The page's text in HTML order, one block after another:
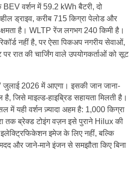
BEV वर्शन में 59.2 kWh बैटरी, दो
ड्राइव, करीब 715 किग्रा पेलोड और
है। WLTP रेंज लगभग 240 किमी है।
नहीं है, पर ऐसा पिकअप नगरीय सेवाओं,
रात की चार्जिंग वाले उपयोगकर्ताओं को सूट
2026 में आएगा। इसकी जान जाना-
है, जिसे माइल्ड-हाइब्रिड सहायता मिलती है।
में यही वर्शन ज़्यादा अहम है: 1,000 किग्रा
तक ब्रेक्ड टोइंग वज़न इसे पुराने Hilux की
इमेज के लिए नहीं, बल्कि
और जाने-माने इंजन से समझौता किए बिना